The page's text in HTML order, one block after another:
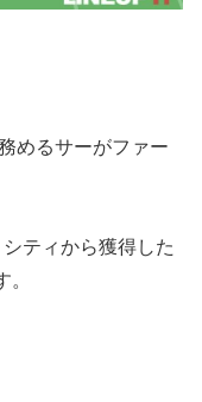
めるサーがファー
ティから獲得した